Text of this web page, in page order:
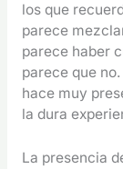
los que
parece
parece haber
parece que
hace muy
la dura
La presencia